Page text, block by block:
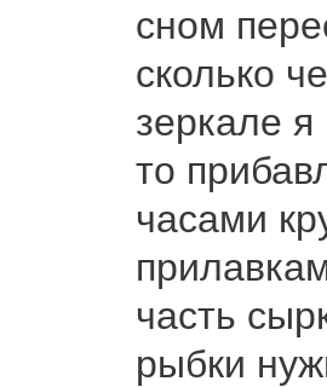
сном
сколько
зеркале я
то
часами
часть
рыбки